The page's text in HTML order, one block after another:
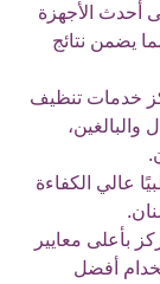
أحدث الأجهزة
يضمن نتائج
خدمات تنظيف
والبالغين،
عالي الكفاءة
بأعلى معايير
أفضل